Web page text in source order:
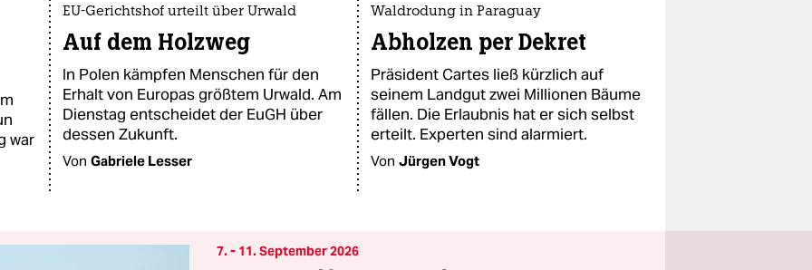
war
EU-Gerichtshof urteilt über Urwald
Auf dem Holzweg
In Polen kämpfen Menschen für den
Erhalt von Europas größtem Urwald. Am
Dienstag entscheidet der EuGH über
dessen Zukunft.
Von Gabriele Lesser
Waldrodung in Paraguay
Abholzen per Dekret
Präsident Cartes ließ kürzlich auf
seinem Landgut zwei Millionen Bäume
fällen. Die Erlaubnis hat er sich selbst
erteilt. Experten sind alarmiert.
Von Jürgen Vogt
7. - 11. September 2026